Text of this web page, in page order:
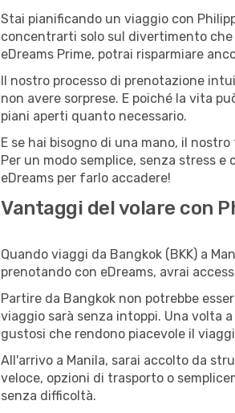
Stai pianificando un viaggio con
concentrarti solo sul divertimento che
eDreams Prime, potrai risparmiare
Il nostro processo di prenotazione
non avere sorprese. E poiché la vita
piani aperti quanto necessario.
E se hai bisogno di una mano, il
Per un modo semplice, senza stress
eDreams per farlo accadere!
Vantaggi del volare con
Quando viaggi da Bangkok (BKK) a
prenotando con eDreams, avrai
Partire da Bangkok non potrebbe
viaggio sarà senza intoppi. Una volta
gustosi che rendono piacevole il
All'arrivo a Manila, sarai accolto da
veloce, opzioni di trasporto o
senza difficoltà.